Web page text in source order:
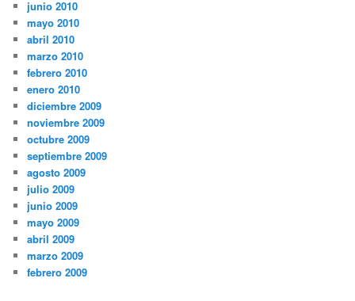
junio 2010
mayo 2010
abril 2010
marzo 2010
febrero 2010
enero 2010
diciembre 2009
noviembre 2009
octubre 2009
septiembre 2009
agosto 2009
julio 2009
junio 2009
mayo 2009
abril 2009
marzo 2009
febrero 2009